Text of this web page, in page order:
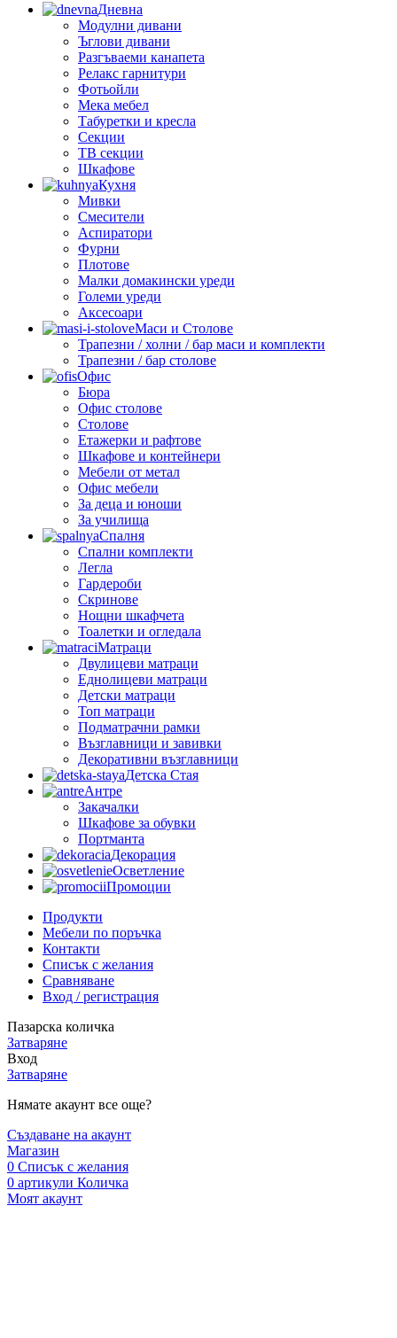
Дневна
Модулни дивани
Ъглови дивани
Разгъваеми канапета
Релакс гарнитури
Фотьойли
Мека мебел
Табуретки и кресла
Секции
ТВ секции
Шкафове
Кухня
Мивки
Смесители
Аспиратори
Фурни
Плотове
Малки домакински уреди
Големи уреди
Аксесоари
Маси и Столове
Трапезни / холни / бар маси и комплекти
Трапезни / бар столове
Офис
Бюра
Офис столове
Столове
Етажерки и рафтове
Шкафове и контейнери
Мебели от метал
Офис мебели
За деца и юноши
За училища
Спалня
Спални комплекти
Легла
Гардероби
Скринове
Нощни шкафчета
Тоалетки и огледала
Матраци
Двулицеви матраци
Еднолицеви матраци
Детски матраци
Топ матраци
Подматрачни рамки
Възглавници и завивки
Декоративни възглавници
Детска Стая
Антре
Закачалки
Шкафове за обувки
Портманта
Декорация
Осветление
Промоции
Продукти
Мебели по поръчка
Контакти
Списък с желания
Сравняване
Вход / регистрация
Пазарска количка
Затваряне
Вход
Затваряне
Нямате акаунт все още?
Създаване на акаунт
Магазин
0 Списък с желания
0 артикули Количка
Моят акаунт